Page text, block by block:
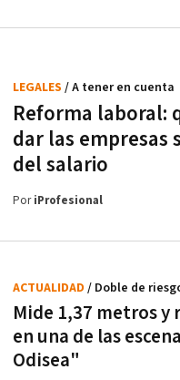
Reforma laboral:
dar las empresas
del salario
LEGALES / A tener en cuenta
PoriProfesional
Mide 1,37 metros
en una de las
Odisea"
ACTUALIDAD / Doble de